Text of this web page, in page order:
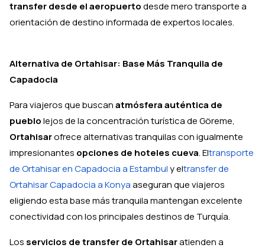
transfer desde el aeropuertodesde mero transporte a
orientación de destino informada de expertos locales.
Alternativa de Ortahisar: Base Más Tranquila de
Capadocia
Para viajeros que buscanatmósfera auténtica de
pueblolejos de la concentración turística de Göreme,
Ortahisarofrece alternativas tranquilas con igualmente
impresionantes opciones de hoteles cueva. Eltransporte
de Ortahisar en Capadocia a Estambuly eltransfer de
Ortahisar Capadocia a Konyaaseguran que viajeros
eligiendo esta base más tranquila mantengan excelente
conectividad con los principales destinos de Turquía.
Los servicios de transfer de Ortahisaratienden a